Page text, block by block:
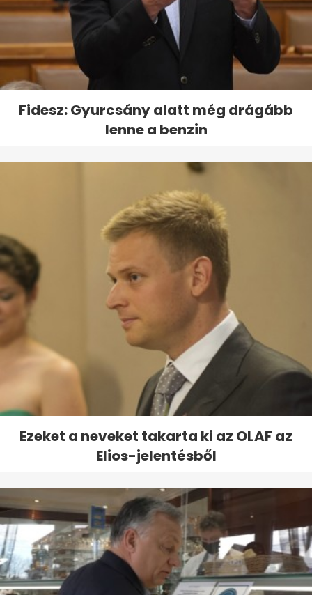
Fidesz: Gyurcsány alatt még drágább
lenne a benzin
Ezeket a neveket takarta ki az OLAF az
Elios-jelentésből